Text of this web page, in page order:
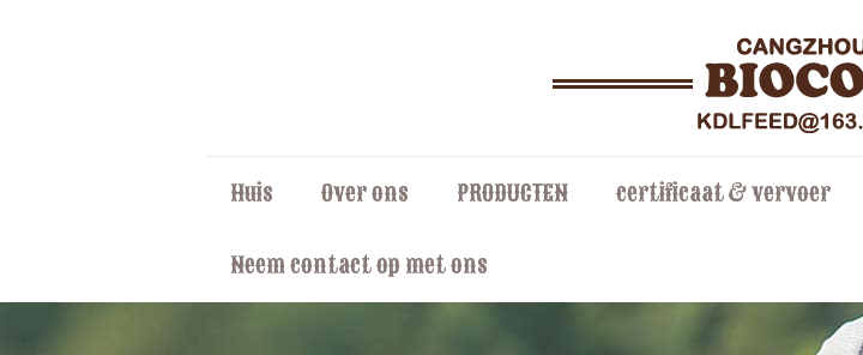
Huis Over ons PRODUCTEN certificaat & vervoer
Neem contact op met ons